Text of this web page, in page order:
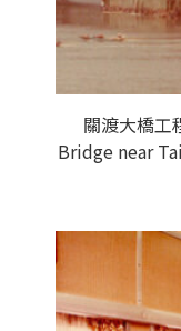
關渡大橋
Bridge near